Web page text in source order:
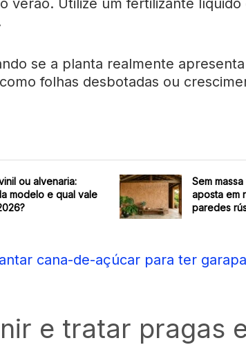
se a planta realmente
folhas desbotadas ou
ou alvenaria:
modelo e qual vale
Sem
aposta em
paredes
cana-de-açúcar para ter
e tratar pragas